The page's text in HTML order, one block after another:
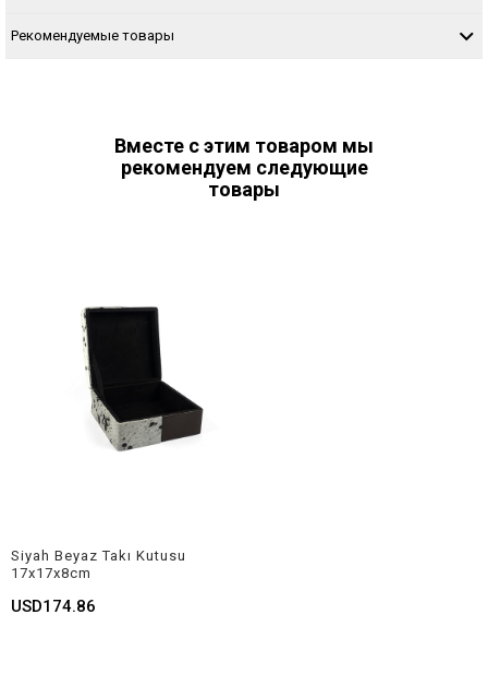
Рекомендуемые товары
Вместе с этим товаром мы
рекомендуем следующие
товары
Siyah Beyaz Takı Kutusu
17x17x8cm
USD174.86